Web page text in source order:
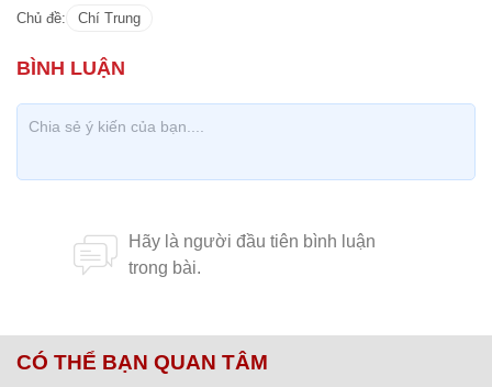
Chủ đề: Chí Trung
CÓ THỂ BẠN QUAN TÂM